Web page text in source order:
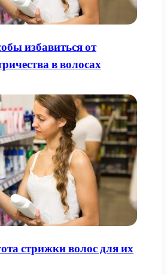
избавиться от
в волосах
стрижки волос для их